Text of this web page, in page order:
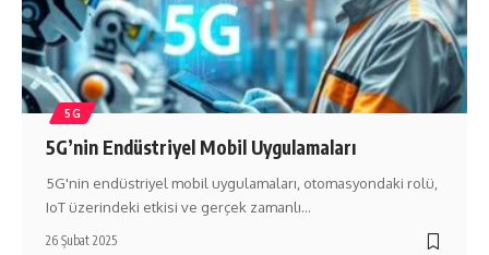
5G
5G’nin Endüstriyel Mobil Uygulamaları
5G'nin endüstriyel mobil uygulamaları, otomasyondaki rolü,
IoT üzerindeki etkisi ve gerçek zamanlı…
26 Şubat 2025